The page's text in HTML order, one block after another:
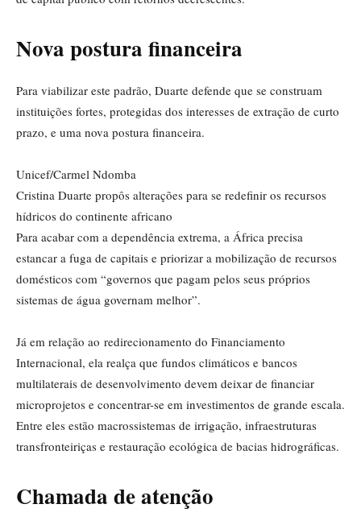
Nova postura financeira
Para viabilizar este padrão, Duarte defende que se construam
instituições fortes, protegidas dos interesses de extração de curto
prazo, e uma nova postura financeira.
Unicef/Carmel Ndomba
Cristina Duarte propôs alterações para se redefinir os recursos
hídricos do continente africano
Para acabar com a dependência extrema, a África precisa
estancar a fuga de capitais e priorizar a mobilização de recursos
domésticos com “governos que pagam pelos seus próprios
sistemas de água governam melhor”.
Já em relação ao redirecionamento do Financiamento
Internacional, ela realça que fundos climáticos e bancos
multilaterais de desenvolvimento devem deixar de financiar
microprojetos e concentrar-se em investimentos de grande escala.
Entre eles estão macrossistemas de irrigação, infraestruturas
transfronteiriças e restauração ecológica de bacias hidrográficas.
Chamada de atenção